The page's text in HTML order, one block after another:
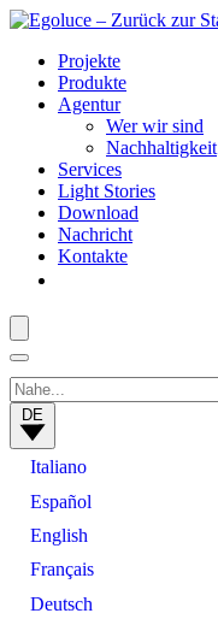
Projekte
Produkte
Agentur
Wer wir sind
Nachhaltigkeit
Services
Light Stories
Download
Nachricht
Kontakte
DE
Italiano
Español
English
Français
Deutsch